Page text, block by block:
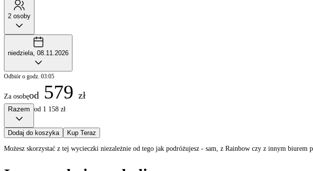
2 osoby
niedziela, 08.11.2026
Odbiór o godz. 03:05
Za osobęod 579 zł
Razem od 1 158 zł
Dodaj do koszyka Kup Teraz
Możesz skorzystać z tej wycieczki niezależnie od tego jak podróżujesz - sam, z Rainbow czy z innym biurem